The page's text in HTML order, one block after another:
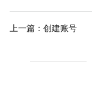
上一篇： 创建账号